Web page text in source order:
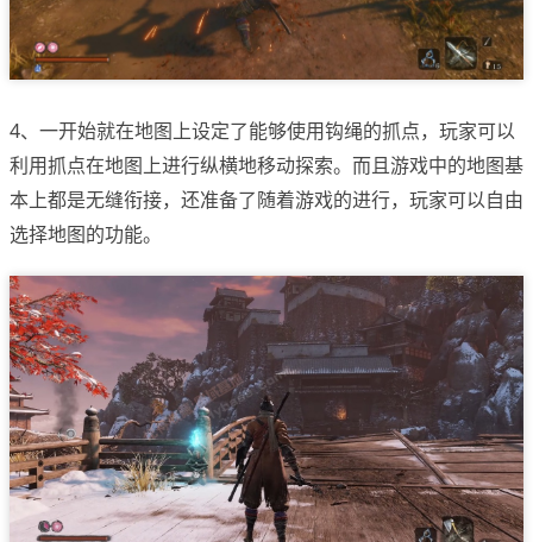
4、一开始就在地图上设定了能够使用钩绳的抓点，玩家可以
利用抓点在地图上进行纵横地移动探索。而且游戏中的地图基
本上都是无缝衔接，还准备了随着游戏的进行，玩家可以自由
选择地图的功能。